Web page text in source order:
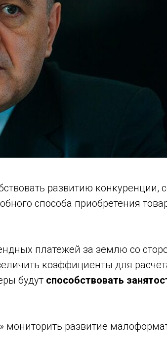
развитию
способа приобретения
платежей за землю со
коэффициенты для
будут способствовать
развитие